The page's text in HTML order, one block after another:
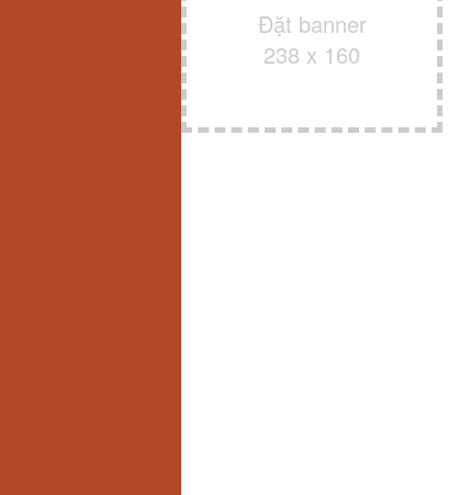
Đặt banner
238 x 160